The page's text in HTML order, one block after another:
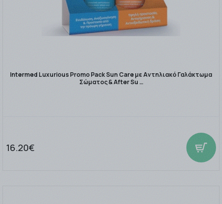
Intermed Luxurious Promo Pack Sun Care με Αντηλιακό Γαλάκτωμα
Σώματος & After Su …
16.20€